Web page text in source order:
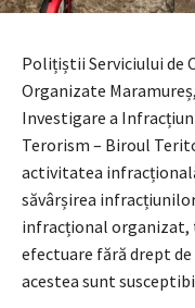
Polițiștii Serviciului de
Organizate
Investigare a
Terorism – Biroul
activitatea
săvârșirea
infracțional organizat,
efectuare fără drept
acestea sunt